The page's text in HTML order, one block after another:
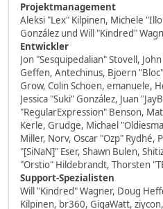
Projektmanagement
Aleksi "Lex" Kilpinen, Michele
González und Will "Kindred"
Entwickler
Jon "Sesquipedalian" Stovell,
Geffen, Antechinus, Bjoern
Grow, Colin Schoen, emanuele,
Jessica "Suki" González, Juan
"RegularExpression" Benson,
Kerle, Grudge, Michael
Miller, Norv, Oscar "Ozp" Rydhé,
"[SiNaN]" Eser, Shawn Bulen,
"Orstio" Hildebrandt, Thorsten
Support-Spezialisten
Will "Kindred" Wagner, Doug
Kilpinen, br360, GigaWatt,